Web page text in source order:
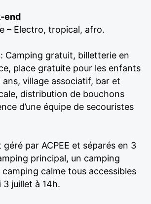
end
– Electro, tropical, afro.
Camping gratuit, billetterie en
place gratuite pour les enfants
ans, village associatif, bar et
distribution de bouchons
d’une équipe de secouristes
par ACPEE et séparés en 3
principal, un camping
calme tous accessibles
3 juillet à 14h.